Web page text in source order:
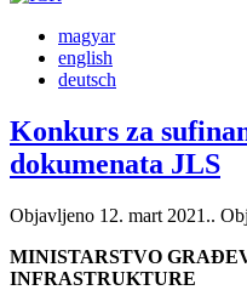
magyar
english
deutsch
Konkurs za
dokumenata JLS
Objavljeno 12. mart 2021..
MINISTARSTVO
INFRASTRUKTURE